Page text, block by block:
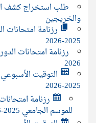
طلب استخراج كشف
والخريجين
رزنامة امتحانات
2025-2026
2026
التوقيت
2025-2026
رزنامة
للموسم الجامعي 2025-2026